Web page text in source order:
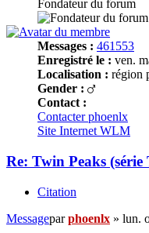
Fondateur du forum
Messages : 461553
Enregistré le : ven.
Localisation : région
Gender :
Contact :
Contacter phoenlx
Site Internet WLM
Re: Twin Peaks
Citation
Messageparphoenlx » lun.